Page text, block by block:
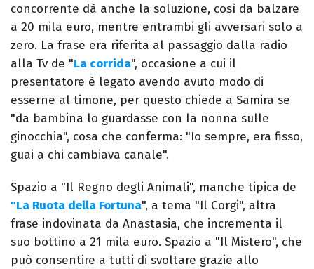
concorrente dà anche la soluzione, così da balzare
a 20 mila euro, mentre entrambi gli avversari solo a
zero. La frase era riferita al passaggio dalla radio
alla Tv de "La corrida", occasione a cui il
presentatore è legato avendo avuto modo di
esserne al timone, per questo chiede a Samira se
"da bambina lo guardasse con la nonna sulle
ginocchia", cosa che conferma: "Io sempre, era fisso,
guai a chi cambiava canale".
Spazio a "Il Regno degli Animali", manche tipica de
"La Ruota della Fortuna", a tema "Il Corgi", altra
frase indovinata da Anastasia, che incrementa il
suo bottino a 21 mila euro. Spazio a "Il Mistero", che
può consentire a tutti di svoltare grazie allo